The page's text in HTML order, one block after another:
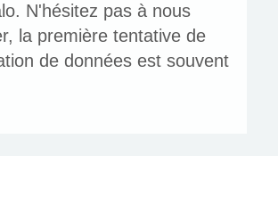
N'hésitez pas à nous
la première tentative de
de données est souvent